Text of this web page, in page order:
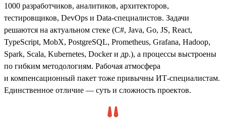
1000 разработчиков, аналитиков, архитекторов,
тестировщиков, DevOps и Data-специалистов. Задачи
решаются на актуальном стеке (С#, Java, Go, JS, React,
TypeScript, MobX, PostgreSQL, Prometheus, Grafana, Hadoop,
Spark, Scala, Kubernetes, Doсker и др.), а процессы выстроены
по гибким методологиям. Рабочая атмосфера
и компенсационный пакет тоже привычны ИТ-специалистам.
Единственное отличие — суть и сложность проектов.